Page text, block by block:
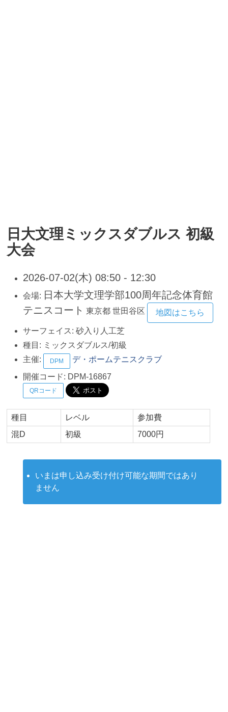
日大文理ミックスダブルス 初級
大会
2026-07-02(木) 08:50 - 12:30
会場: 日本大学文理学部100周年記念体育館
テニスコート 東京都 世田谷区 地図はこちら
サーフェイス: 砂入り人工芝
種目: ミックスダブルス/初級
主催:
DPM
デ・ポームテニスクラブ
開催コード: DPM-16867
QRコード
種目 レベル
参加費
混D
初級 7000円
いまは申し込み受け付け可能な期間ではあり
ません